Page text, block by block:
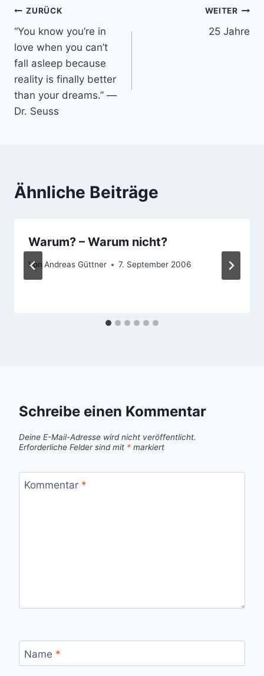
Beitragsnavigation
ZURÜCK
“You know you’re in
love when you can’t
fall asleep because
reality is finally better
than your dreams.” ―
Dr. Seuss
WEITER
25 Jahre
Ähnliche Beiträge
Warum? – Warum nicht?
Von Andreas Güttner 7. September 2006
Schreibe einen Kommentar
Deine E-Mail-Adresse wird nicht veröffentlicht.
Erforderliche Felder sind mit * markiert
Kommentar *
Name *